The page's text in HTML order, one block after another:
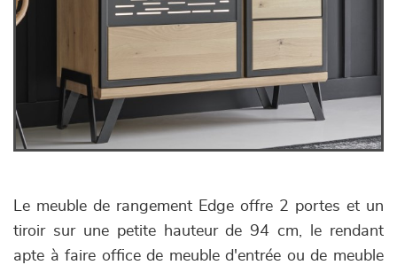
Le meuble de rangement Edge offre 2 portes et un
tiroir sur une petite hauteur de 94 cm, le rendant
apte à faire office de meuble d'entrée ou de meuble